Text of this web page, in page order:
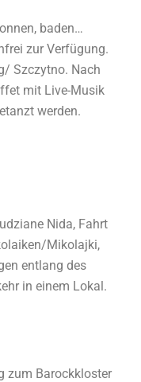
baden…
zur Verfügung.
Szczytno. Nach
mit Live-Musik
werden.
Nida, Fahrt
Mikolajki,
entlang des
in einem Lokal.
zum Barockkloster